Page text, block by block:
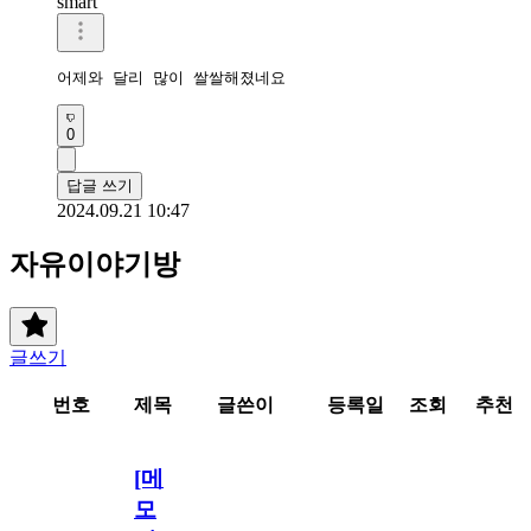
어제와 달리 많이 쌀쌀해졌네요
0
답글 쓰기
2024.09.21 10:47
자유이야기방
글쓰기
번호 제목 글쓴이 등록일 조회 추천
[메
모